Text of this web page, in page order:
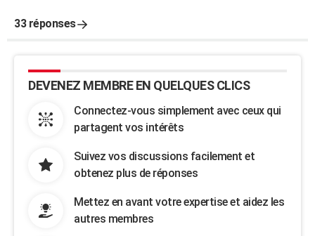
33 réponses
DEVENEZ MEMBRE EN QUELQUES CLICS
Connectez-vous simplement avec ceux qui
partagent vos intérêts
Suivez vos discussions facilement et
obtenez plus de réponses
Mettez en avant votre expertise et aidez les
autres membres